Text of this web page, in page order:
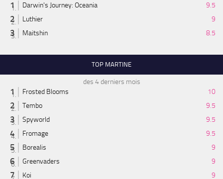
Darwin's Journey: Oceania
9.5
Luthier
9
Maitshin
8.5
TOP MARTINE
des 4 derniers mois
Frosted Blooms
10
Tembo
9.5
Spyworld
9.5
Fromage
9.5
Borealis
9
Greenvaders
9
Koi
9